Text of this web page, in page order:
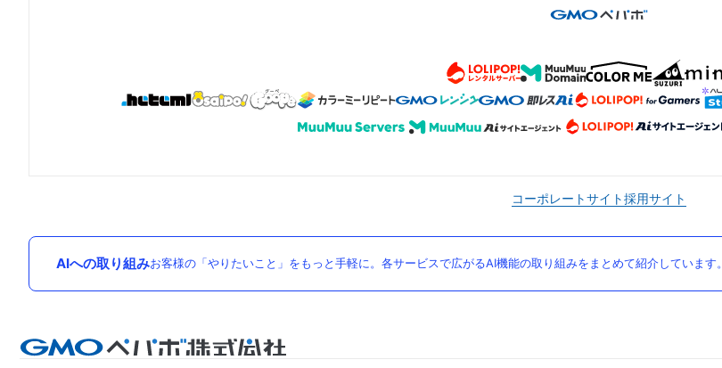
コーポレートサイト採用サイト
AIへの取り組みお客様の「やりたいこと」をもっと手軽に。各サービスで広がるAI機能の取り組みをまとめて紹介しています。